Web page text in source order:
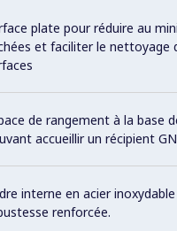
plate pour réduire au
et faciliter le nettoyage
de rangement à la base
accueillir un récipient
interne en acier
renforcée.